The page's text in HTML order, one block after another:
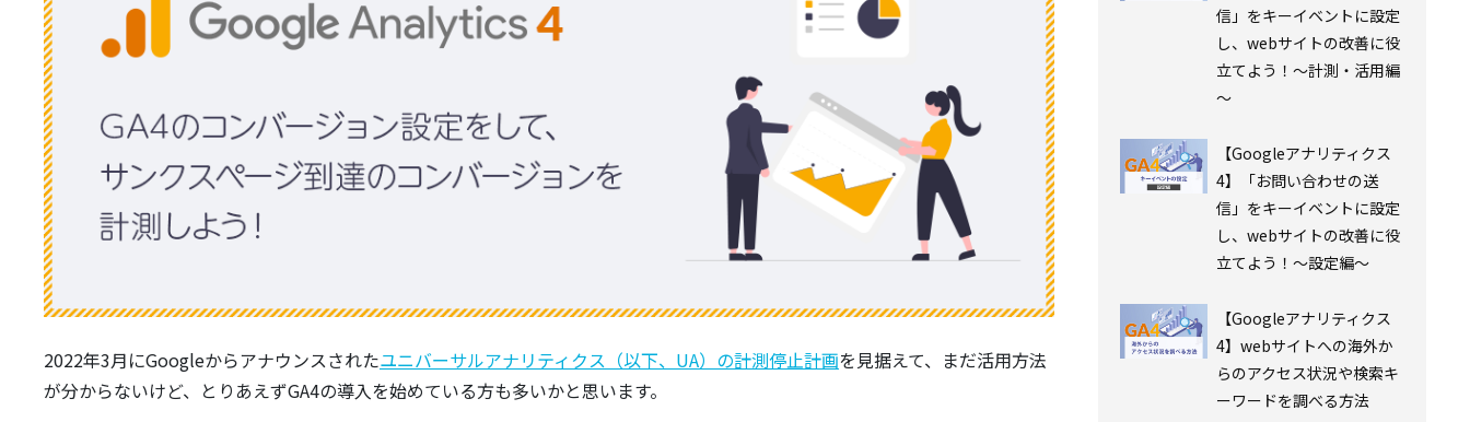
2022年3月にGoogleからアナウンスされたユニバーサルアナリティクス（以下、UA）の計測停止計画を見据えて、まだ活用方法
が分からないけど、とりあえずGA4の導入を始めている方も多いかと思います。
信」をキーイベントに設定
し、webサイトの改善に役
立てよう！～計測・活用編
～
【Googleアナリティクス
4】「お問い合わせの送
信」をキーイベントに設定
し、webサイトの改善に役
立てよう！～設定編～
【Googleアナリティクス
4】webサイトへの海外か
らのアクセス状況や検索キ
ーワードを調べる方法